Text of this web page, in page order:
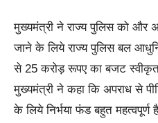
मुख्यमंत्री ने राज्य पुलिस को और
जाने के लिये राज्य पुलिस बल
से 25 करोड़ रूपए का बजट
मुख्यमंत्री ने कहा कि अपराध से
के लिये निर्भया फंड बहुत महत्वपूर्ण